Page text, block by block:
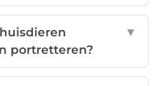
portretteren?
▼